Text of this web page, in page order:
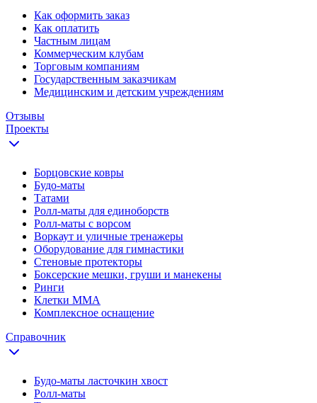
Как оформить заказ
Как оплатить
Частным лицам
Коммерческим клубам
Торговым компаниям
Государственным заказчикам
Медицинским и детским учреждениям
Отзывы
Проекты
Борцовские ковры
Будо-маты
Татами
Ролл-маты для единоборств
Ролл-маты с ворсом
Воркаут и уличные тренажеры
Оборудование для гимнастики
Стеновые протекторы
Боксерские мешки, груши и манекены
Ринги
Клетки ММА
Комплексное оснащение
Справочник
Будо-маты ласточкин хвост
Ролл-маты